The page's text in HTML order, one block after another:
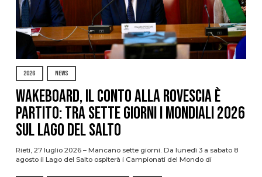
2026 NEWS
Wakeboard, il conto alla rovescia è
partito: tra sette giorni i Mondiali 2026
sul Lago del Salto
Rieti, 27 luglio 2026 – Mancano sette giorni. Da lunedì 3 a sabato 8
agosto il Lago del Salto ospiterà i Campionati del Mondo di